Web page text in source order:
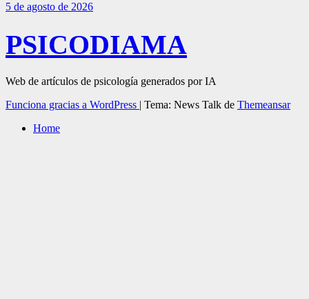
5 de agosto de 2026
PSICODIAMA
Web de artículos de psicología generados por IA
Funciona gracias a WordPress | Tema: News Talk de Themeansar
Home